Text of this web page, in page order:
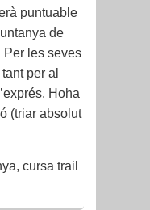
puntuable
de
Per les seves
per al
Hoha
(triar absolut
cursa trail